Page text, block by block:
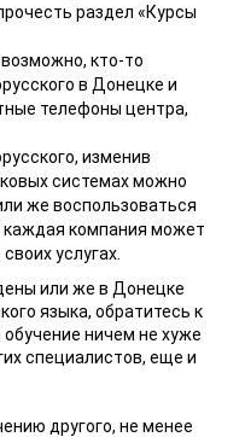
раздел «Курсы
возможно, кто-то
в Донецке и
телефоны центра,
изменив
системах можно
же воспользоваться
компания может
услугах.
или же в Донецке
языка, обратитесь к
ничем не хуже
специалистов, еще и
другого, не менее